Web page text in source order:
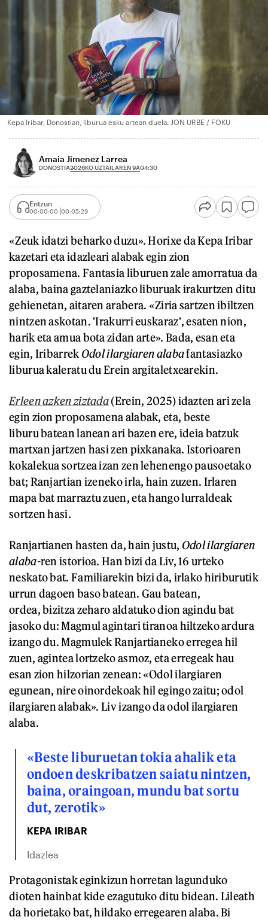
Kepa Iribar, Donostian, liburua esku artean duela. JON URBE / FOKU
Amaia Jimenez Larrea
DONOSTIA2026KO UZTAILAREN 9A04:30
Entzun
00:00:00 00:05:29
«Zeuk idatzi beharko duzu». Horixe da Kepa Iribar
kazetari eta idazleari alabak egin zion
proposamena. Fantasia liburuen zale amorratua da
alaba, baina gaztelaniazko liburuak irakurtzen ditu
gehienetan, aitaren arabera. «Ziria sartzen ibiltzen
nintzen askotan. 'Irakurri euskaraz', esaten nion,
harik eta amua bota zidan arte». Bada, esan eta
egin, Iribarrek Odol ilargiaren alabafantasiazko
liburua kaleratu du Erein argitaletxearekin.
Erleen azken ziztada(Erein, 2025) idazten ari zela
egin zion proposamena alabak, eta, beste
liburu batean lanean ari bazen ere, ideia batzuk
martxan jartzen hasi zen pixkanaka. Istorioaren
kokalekua sortzea izan zen lehenengo pausoetako
bat; Ranjartian izeneko irla, hain zuzen. Irlaren
mapa bat marraztu zuen, eta hango lurraldeak
sortzen hasi.
Ranjartianen hasten da, hain justu, Odol ilargiaren
alaba-ren istorioa. Han bizi da Liv, 16 urteko
neskato bat. Familiarekin bizi da, irlako hiriburutik
urrun dagoen baso batean. Gau batean,
ordea, bizitza zeharo aldatuko dion agindu bat
jasoko du: Magmul agintari tiranoa hiltzeko ardura
izango du. Magmulek Ranjartianeko erregea hil
zuen, agintea lortzeko asmoz, eta erregeak hau
esan zion hilzorian zenean: «Odol ilargiaren
egunean, nire oinordekoak hil egingo zaitu; odol
ilargiaren alabak». Liv izango da odol ilargiaren
alaba.
«Beste liburuetan tokia ahalik eta
ondoen deskribatzen saiatu nintzen,
baina, oraingoan, mundu bat sortu
dut, zerotik»
KEPA IRIBAR
Idazlea
Protagonistak eginkizun horretan lagunduko
dioten hainbat kide ezagutuko ditu bidean. Lileath
da horietako bat, hildako erregearen alaba. Bi